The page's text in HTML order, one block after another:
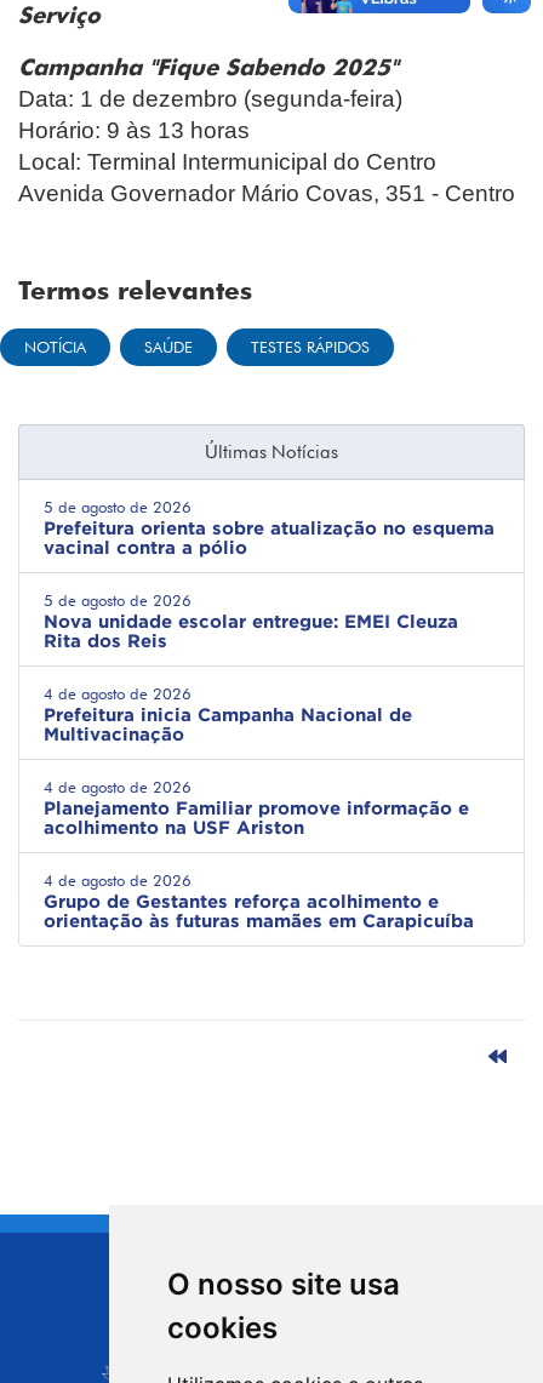
O nosso site usa
cookies
Serviço
Campanha "Fique Sabendo 2025"
Data: 1 de dezembro (segunda-feira)
Horário: 9 às 13 horas
Local: Terminal Intermunicipal do Centro
Avenida Governador Mário Covas, 351 - Centro
Termos relevantes
NOTÍCIA SAÚDE TESTES RÁPIDOS
Últimas Notícias
5 de agosto de 2026
Prefeitura orienta sobre atualização no esquema
vacinal contra a pólio
5 de agosto de 2026
Nova unidade escolar entregue: EMEI Cleuza
Rita dos Reis
4 de agosto de 2026
Prefeitura inicia Campanha Nacional de
Multivacinação
4 de agosto de 2026
Planejamento Familiar promove informação e
acolhimento na USF Ariston
4 de agosto de 2026
Grupo de Gestantes reforça acolhimento e
orientação às futuras mamães em Carapicuíba
CIDADE DE
Carapicuíba